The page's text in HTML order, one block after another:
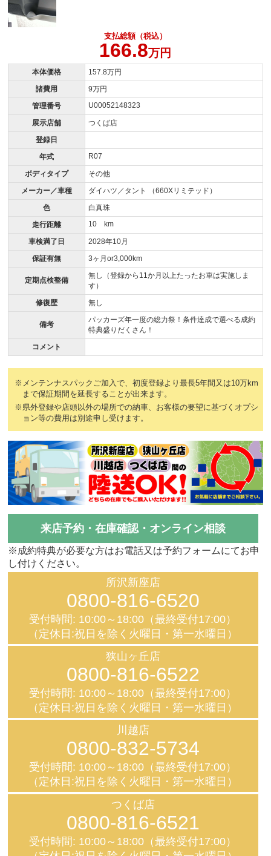
支払総額（税込）
166.8万円
本体価格
157.8万円
諸費用
9万円
管理番号
U00052148323
展示店舗
つくば店
登録日
年式
R07
ボディタイプ
その他
メーカー／車種
ダイハツ／タント （660Xリミテッド）
色
白真珠
走行距離
10 km
車検満了日
2028年10月
保証有無
3ヶ月or3,000km
定期点検整備
無し（登録から11か月以上たったお車は実施しま
す）
修復歴
無し
備考
パッカーズ年一度の総力祭！条件達成で選べる成約
特典盛りだくさん！
コメント
※メンテンナスパックご加入で、初度登録より最長5年間又は10万km
まで保証期間を延長することが出来ます。
※県外登録や店頭以外の場所での納車、お客様の要望に基づくオプシ
ョン等の費用は別途申し受けます。
来店予約・在庫確認・オンライン相談
※成約特典が必要な方はお電話又は予約フォームにてお申
し付けください。
所沢新座店
0800-816-6520
受付時間: 10:00～18:00（最終受付17:00）
（定休日:祝日を除く火曜日・第一水曜日）
狭山ヶ丘店
0800-816-6522
受付時間: 10:00～18:00（最終受付17:00）
（定休日:祝日を除く火曜日・第一水曜日）
川越店
0800-832-5734
受付時間: 10:00～18:00（最終受付17:00）
（定休日:祝日を除く火曜日・第一水曜日）
つくば店
0800-816-6521
受付時間: 10:00～18:00（最終受付17:00）